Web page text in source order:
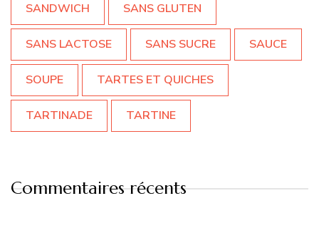
SANDWICH SANS GLUTEN
SANS LACTOSE SANS SUCRE SAUCE
SOUPE TARTES ET QUICHES
TARTINADE TARTINE
Commentaires récents